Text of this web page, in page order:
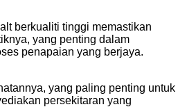
berkualiti tinggi memastikan
yang penting dalam
penapaian yang berjaya.
yang paling penting untuk
persekitaran yang